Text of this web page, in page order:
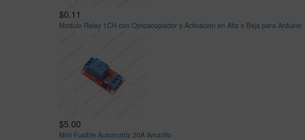
$0.11
Modulo Relay 1CH con Optoacoplador y Activacion en Alta o Baja para Arduino
$5.00
Mini Fusible Automotriz 20A Amarillo